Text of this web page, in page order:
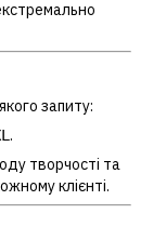
запиту:
.
творчості та
клієнті.